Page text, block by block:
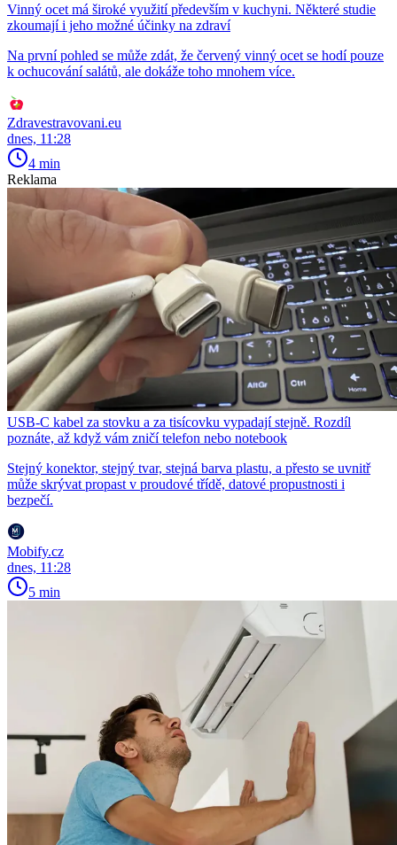
Vinný ocet má široké využití především v kuchyni. Některé studie
zkoumají i jeho možné účinky na zdraví
Na první pohled se může zdát, že červený vinný ocet se hodí pouze
k ochucování salátů, ale dokáže toho mnohem více.
Zdravestravovani.eu
dnes, 11:28
4 min
Reklama
USB-C kabel za stovku a za tisícovku vypadají stejně. Rozdíl
poznáte, až když vám zničí telefon nebo notebook
Stejný konektor, stejný tvar, stejná barva plastu, a přesto se uvnitř
může skrývat propast v proudové třídě, datové propustnosti i
bezpečí.
Mobify.cz
dnes, 11:28
5 min